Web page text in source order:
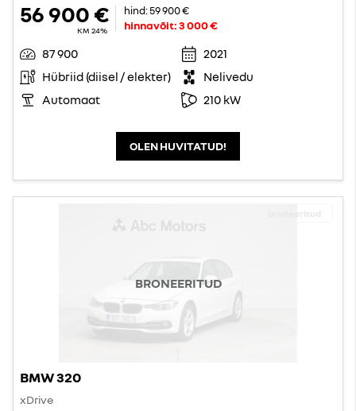
56 900 €
KM 24%
hind:59 900 €
hinnavõit:3 000 €
87 900
2021
Hübriid (diisel / elekter)
Nelivedu
Automaat
210 kW
OLEN HUVITATUD!
BRONEERITUD
BMW 320
xDrive